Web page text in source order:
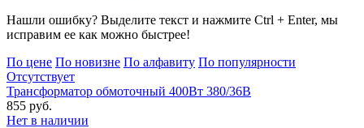
Нашли ошибку? Выделите текст и нажмите Ctrl + Enter, мы
исправим ее как можно быстрее!
По цене По новизне По алфавиту По популярности
Отсутствует
Трансформатор обмоточный 400Вт 380/36В
855 руб.
Нет в наличии